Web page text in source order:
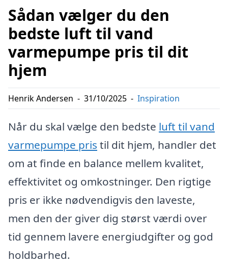
Sådan vælger du den
bedste luft til vand
varmepumpe pris til dit
hjem
Henrik Andersen - 31/10/2025 - Inspiration
Når du skal vælge den bedste luft til vand
varmepumpe pris til dit hjem, handler det
om at finde en balance mellem kvalitet,
effektivitet og omkostninger. Den rigtige
pris er ikke nødvendigvis den laveste,
men den der giver dig størst værdi over
tid gennem lavere energiudgifter og god
holdbarhed.